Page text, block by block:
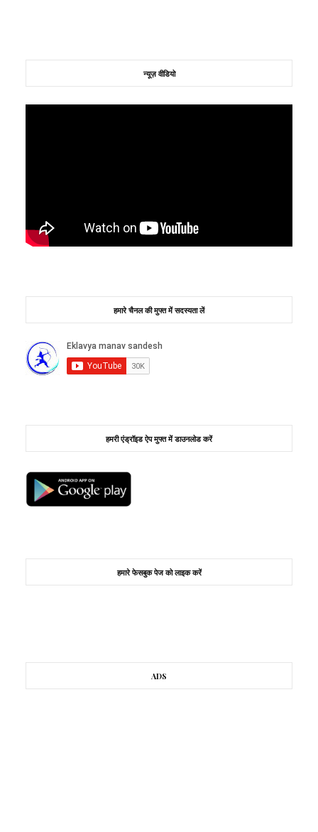
न्यूज़ वीडियो
हमारे चैनल की मुफ्त में सदस्यता लें
हमरी एंड्रॉइड ऐप मुफ्त में डाउनलोड करें
हमारे फेसबुक पेज को लाइक करें
ADS